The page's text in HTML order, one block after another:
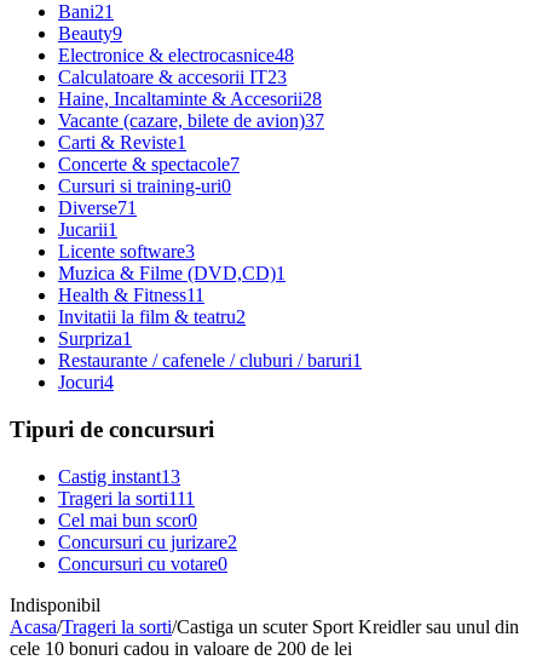
Bani21
Beauty9
Electronice & electrocasnice48
Calculatoare & accesorii IT23
Haine, Incaltaminte & Accesorii28
Vacante (cazare, bilete de avion)37
Carti & Reviste1
Concerte & spectacole7
Cursuri si training-uri0
Diverse71
Jucarii1
Licente software3
Muzica & Filme (DVD,CD)1
Health & Fitness11
Invitatii la film & teatru2
Surpriza1
Restaurante / cafenele / cluburi / baruri1
Jocuri4
Tipuri de concursuri
Castig instant13
Trageri la sorti111
Cel mai bun scor0
Concursuri cu jurizare2
Concursuri cu votare0
Indisponibil
Acasa/Trageri la sorti/Castiga un scuter Sport Kreidler sau unul din
cele 10 bonuri cadou in valoare de 200 de lei